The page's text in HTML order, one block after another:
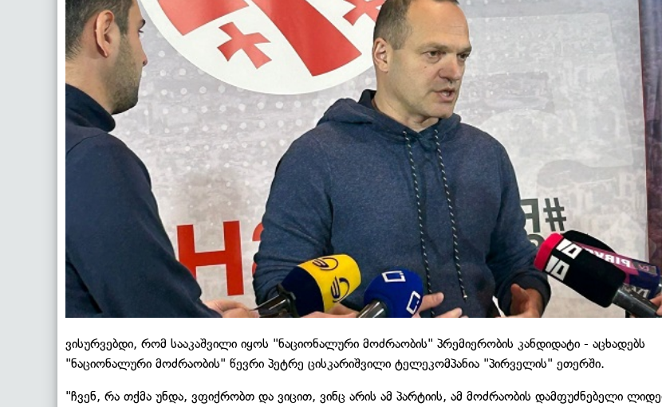
ვისურვებდი, რომ სააკაშვილი იყოს "ნაციონალური მოძრაობის" პრემიერობის კანდიდატი - აცხადებს
"ნაციონალური მოძრაობის" წევრი პეტრე ცისკარიშვილი ტელეკომპანია "პირველის" ეთერში.
"ჩვენ, რა თქმა უნდა, ვფიქრობთ და ვიცით, ვინც არის ამ პარტიის, ამ მოძრაობის დამფუძნებელი